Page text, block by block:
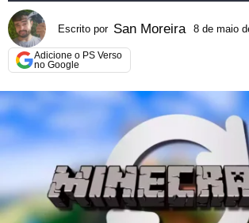
Escrito por San Moreira 8 de maio
Adicione o PS Verso
no Google